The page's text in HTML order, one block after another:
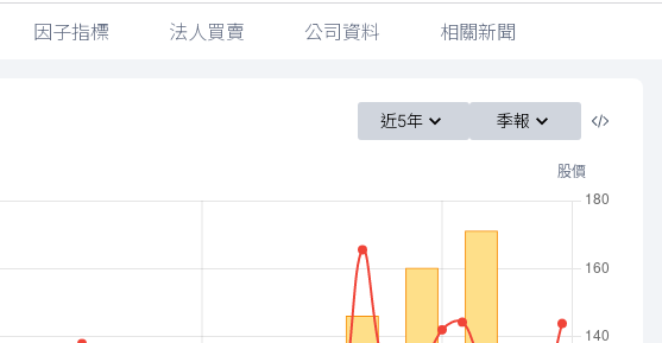
因子指標 法人買賣 公司資料 相關新聞
近5年 季報